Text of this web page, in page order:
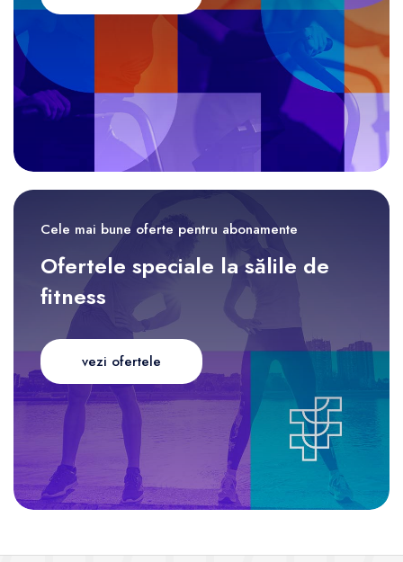
Cele mai bune oferte pentru abonamente
Ofertele speciale la sălile de
fitness
vezi ofertele